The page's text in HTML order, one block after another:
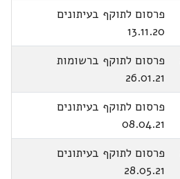
פרסום לתוקף בעיתונים
13.11.20
פרסום לתוקף ברשומות
26.01.21
פרסום לתוקף בעיתונים
08.04.21
פרסום לתוקף בעיתונים
28.05.21